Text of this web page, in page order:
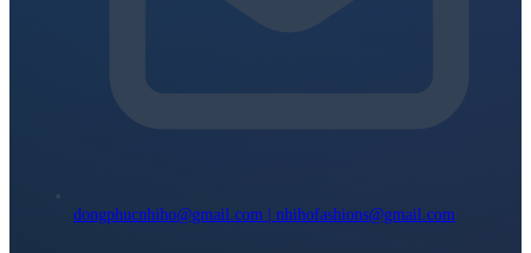
dongphucnhiho@gmail.com | nhihofashions@gmail.com